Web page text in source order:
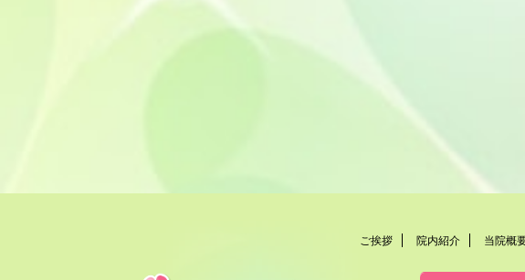
ご挨拶 院内紹介 当院概